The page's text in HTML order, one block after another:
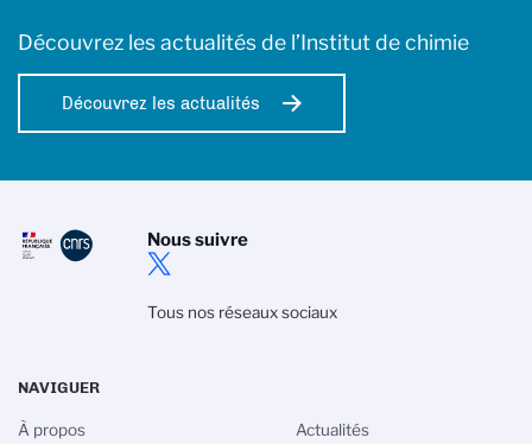
Découvrez les actualités de l’Institut de chimie
Découvrez les actualités
Nous suivre
Tous nos réseaux sociaux
NAVIGUER
À propos Actualités